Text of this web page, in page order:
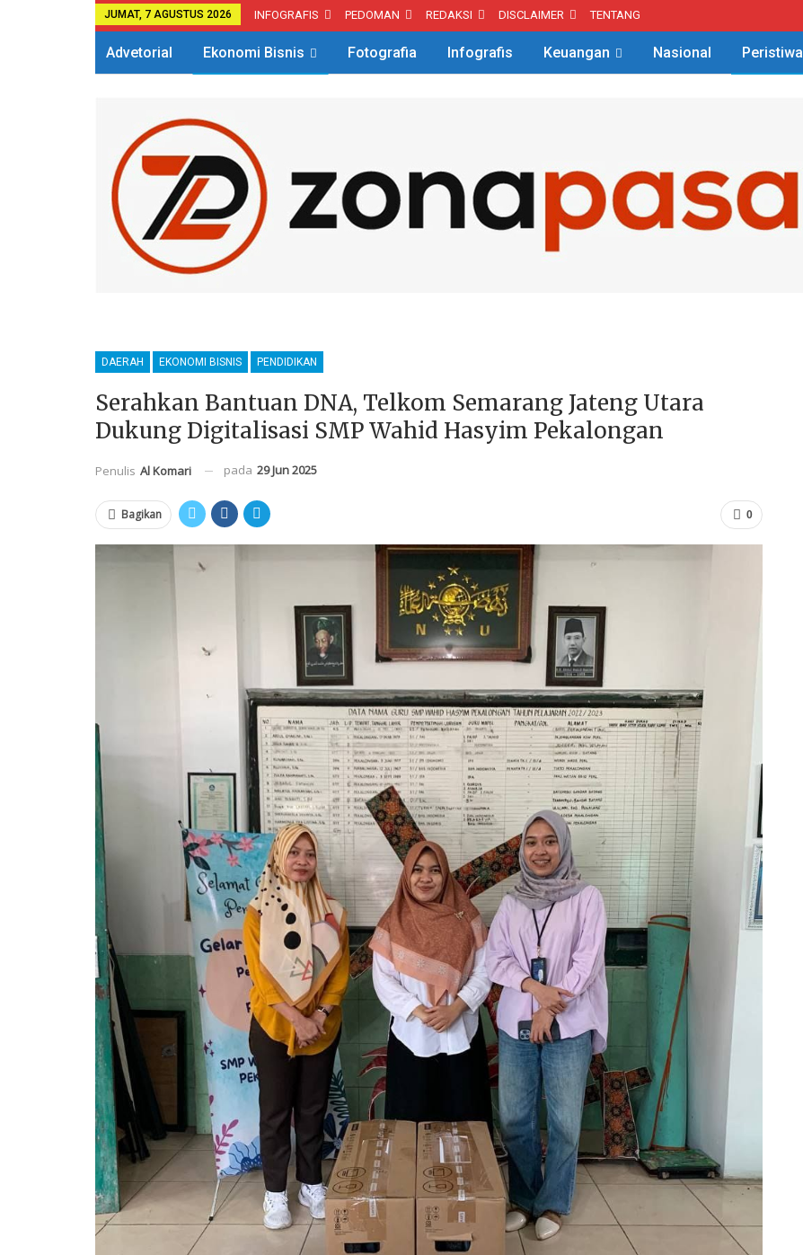
JUMAT, 7 AGUSTUS 2026 INFOGRAFIS PEDOMAN REDAKSI DISCLAIMER TENTANG
Advetorial Ekonomi Bisnis Fotografia Infografis Keuangan Nasional Peristiwa
DAERAH EKONOMI BISNIS PENDIDIKAN
Serahkan Bantuan DNA, Telkom Semarang Jateng Utara
Dukung Digitalisasi SMP Wahid Hasyim Pekalongan
Penulis Al Komari pada 29 Jun 2025
0
Bagikan